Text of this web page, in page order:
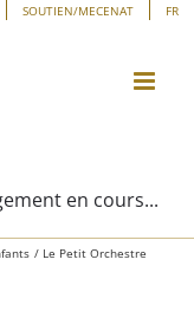
SOUTIEN/MECENAT
FR
en cours...
Le Petit Orchestre